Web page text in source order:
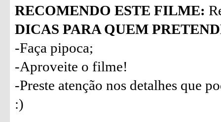
RECOMENDO ESTE FILME:
DICAS PARA QUEM
-Faça pipoca;
-Aproveite o filme!
-Preste atenção nos detalhes que
:)